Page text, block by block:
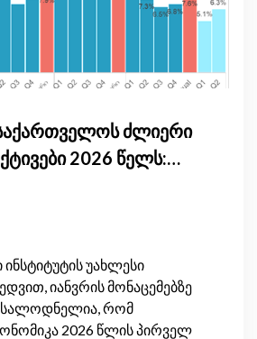
ძლიერი
2026 წელს:
სავაჭრო ბალანსი
უახლესი
იანვრის მონაცემებზე
რომ
2026 წლის პირველ